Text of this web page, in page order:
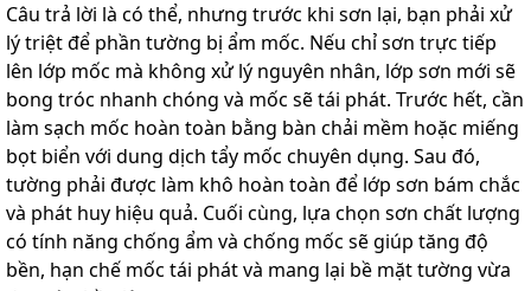
Câu trả lời là có thể, nhưng trước khi sơn lại, bạn phải xử
lý triệt để phần tường bị ẩm mốc. Nếu chỉ sơn trực tiếp
lên lớp mốc mà không xử lý nguyên nhân, lớp sơn mới sẽ
bong tróc nhanh chóng và mốc sẽ tái phát. Trước hết, cần
làm sạch mốc hoàn toàn bằng bàn chải mềm hoặc miếng
bọt biển với dung dịch tẩy mốc chuyên dụng. Sau đó,
tường phải được làm khô hoàn toàn để lớp sơn bám chắc
và phát huy hiệu quả. Cuối cùng, lựa chọn sơn chất lượng
có tính năng chống ẩm và chống mốc sẽ giúp tăng độ
bền, hạn chế mốc tái phát và mang lại bề mặt tường vừa